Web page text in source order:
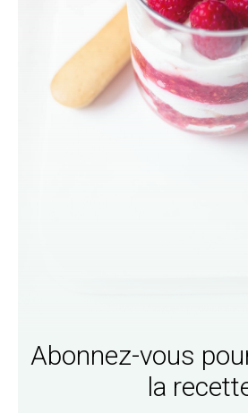
Abonnez-vous
la